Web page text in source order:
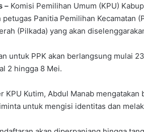
– Komisi Pemilihan Umum (KPU)
Panitia Pemilihan Kecamatan
(Pilkada) yang akan
untuk PPK akan berlangsung mulai
2 hingga 8 Mei.
KPU Kutim, Abdul Manab
untuk mengisi identitas dan